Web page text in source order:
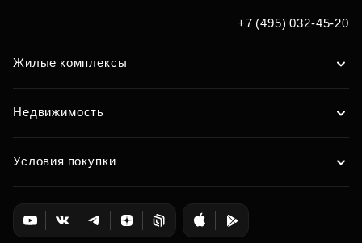
+7 (495) 032-45-20
Жилые комплексы
Недвижимость
Условия покупки